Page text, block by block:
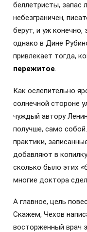
беллетристы, запас
небезграничен,
берут, и уж конечно,
однако в Дине
привлекает тогда,
пережитое.
Как ослепительно
солнечной стороне
чуждый автору
получше, само
практики,
добавляют в
сколько было этих
многие доктора
А главное, цель
Скажем, Чехов
восторженный врач